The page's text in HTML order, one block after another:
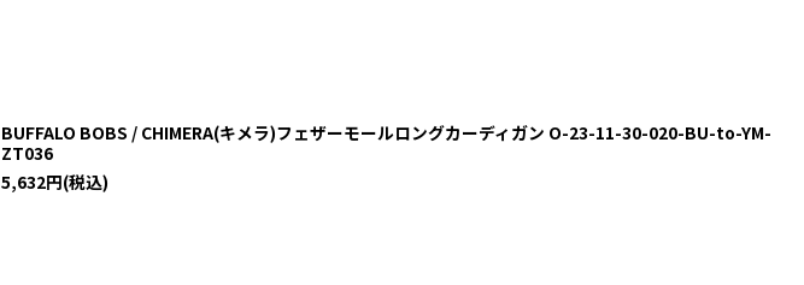
BUFFALO BOBS / CHIMERA(キメラ)フェザーモールロングカーディガン O-23-11-30-020-BU-to-YM-
ZT036
5,632円(税込)